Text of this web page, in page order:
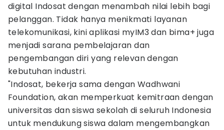
digital Indosat dengan menambah nilai lebih bagi
pelanggan. Tidak hanya menikmati layanan
telekomunikasi, kini aplikasi myIM3 dan bima+ juga
menjadi sarana pembelajaran dan
pengembangan diri yang relevan dengan
kebutuhan industri.
"Indosat, bekerja sama dengan Wadhwani
Foundation, akan memperkuat kemitraan dengan
universitas dan siswa sekolah di seluruh Indonesia
untuk mendukung siswa dalam mengembangkan